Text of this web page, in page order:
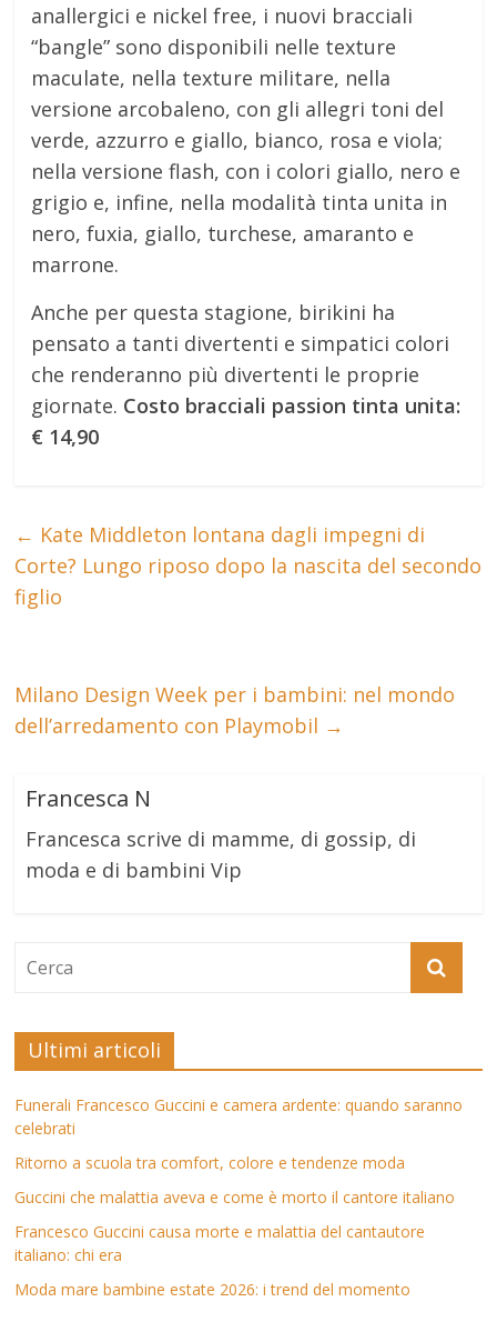
anallergici e nickel free, i nuovi bracciali
“bangle” sono disponibili nelle texture
maculate, nella texture militare, nella
versione arcobaleno, con gli allegri toni del
verde, azzurro e giallo, bianco, rosa e viola;
nella versione flash, con i colori giallo, nero e
grigio e, infine, nella modalità tinta unita in
nero, fuxia, giallo, turchese, amaranto e
marrone.
Anche per questa stagione, birikini ha
pensato a tanti divertenti e simpatici colori
che renderanno più divertenti le proprie
giornate. Costo bracciali passion tinta unita:
€ 14,90
← Kate Middleton lontana dagli impegni di
Corte? Lungo riposo dopo la nascita del secondo
figlio
Milano Design Week per i bambini: nel mondo
dell’arredamento con Playmobil →
Francesca N
Francesca scrive di mamme, di gossip, di
moda e di bambini Vip
Ultimi articoli
Funerali Francesco Guccini e camera ardente: quando saranno
celebrati
Ritorno a scuola tra comfort, colore e tendenze moda
Guccini che malattia aveva e come è morto il cantore italiano
Francesco Guccini causa morte e malattia del cantautore
italiano: chi era
Moda mare bambine estate 2026: i trend del momento